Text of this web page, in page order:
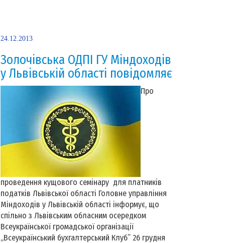
24.12.2013
Золочівська ОДПІ ГУ Міндоходів
у Львівській області повідомляє
Про
проведення кущового семінару для платників
податків Львівської області Головне управління
Міндоходів у Львівській області інформує, що
спільно з Львівським обласним осередком
Всеукраїнської громадської організації
„Всеукраїнський бухгалтерський Клуб” 26 грудня